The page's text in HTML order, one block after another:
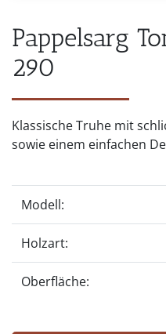
Pappelsarg
290
Klassische Truhe mit
sowie einem einfachen
Modell:
Holzart:
Oberfläche: